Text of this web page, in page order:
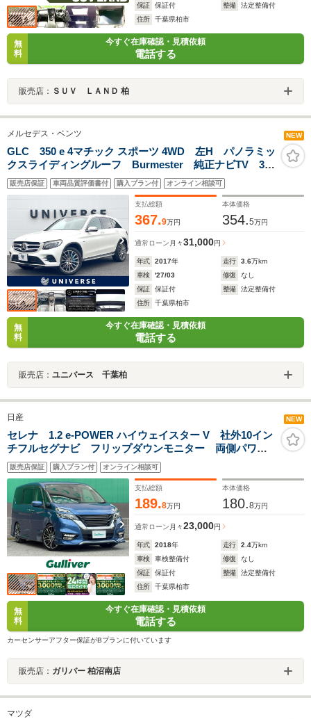
保証 保証付 整備
法定整備付
住所
千葉県柏市
無
料
今すぐ在庫確認・見積依頼
電話する
販売店： ＳＵＶ ＬＡＮＤ 柏
メルセデス・ベンツ NEW
GLC 350 e 4マチック スポーツ 4WD 左H パノラミッ
クスライディングルーフ Burmester 純正ナビTV 360
度カメラ レーダーセーフティPKG 純正20インチAW
革シート シートヒーター パワーシート LEDヘッ
販売店保証 車両品質評価書付 購入プラン付 オンライン相談可
支払総額
367.9万円
本体価格
354.5万円
通常ローン 月々31,000円
年式 2017年 走行 3.6万km
車検
'27/03 修復
なし
保証
保証付 整備
法定整備付
住所
千葉県柏市
無
料
今すぐ在庫確認・見積依頼
電話する
販売店： ユニバース 千葉柏
日産 NEW
セレナ 1.2 e-POWER ハイウェイスター V 社外10イン
チフルセグナビ フリップダウンモニター 両側パワー
スライドドア ビルトインETC ドライブレコーダー
クルーズコントロール 社外エアロ 社外19インチ
AW ハンドルヒーター
販売店保証 購入プラン付 オンライン相談可
支払総額
189.8万円
本体価格
180.8万円
通常ローン 月々23,000円
年式 2018年 走行 2.4万km
車検
車検整備付 修復
なし
保証
保証付 整備
法定整備付
住所
千葉県柏市
無
料
今すぐ在庫確認・見積依頼
電話する
カーセンサーアフター保証がBプランに付いています
販売店： ガリバー 柏沼南店
マツダ